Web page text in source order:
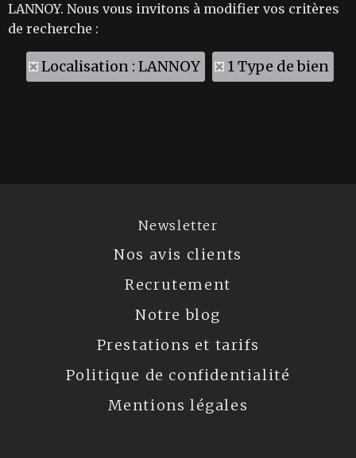
LANNOY. Nous vous invitons à modifier vos critères
de recherche :
Localisation : LANNOY 1 Type de bien
Newsletter
Nos avis clients
Recrutement
Notre blog
Prestations et tarifs
Politique de confidentialité
Mentions légales